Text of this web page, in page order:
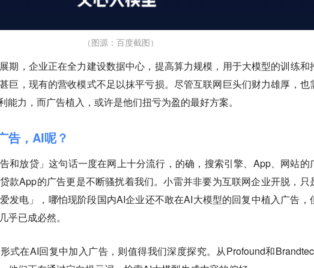
（图源：百度截图）
期，企业正在全力建设数据中心，提高算力规模，用于大模型的训练和
巨，现有的营收模式不足以抹平亏损。 尽管互联网巨头们财力雄厚，也
能力，而广告植入，或许是他们扭亏为盈的最好方案。
告，AI呢？
和放贷」这句话一度在网上十分流行，的确，搜索引擎、App、网站的
款App的广告更是不断骚扰着我们。小雷并非要为互联网企业开脱，只
发电」，哪怕现阶段国内AI企业还不敢在AI大模型的回复中植入广告，
乎已成必然。
式在AI回复中加入广告，则值得我们深度探究。从Profound和